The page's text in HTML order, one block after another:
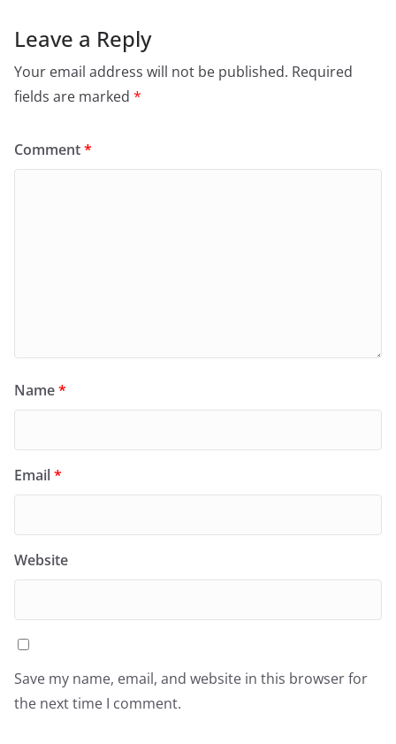
Leave a Reply
Your email address will not be published. Required
fields are marked *
Comment*
Name*
Email*
Website
Save my name, email, and website in this browser for
the next time I comment.